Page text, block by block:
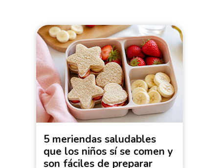
5 meriendas saludables
que los niños sí se comen y
son fáciles de preparar